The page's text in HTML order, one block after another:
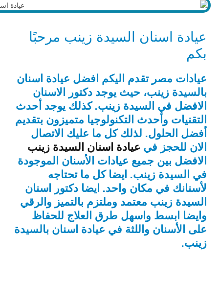
عيادة اسنان السيدة زينب مرحبًا
بكم
عيادات مصر تقدم اليكم افضل عيادة اسنان
بالسيدة زينب، حيث يوجد دكتور الاسنان
الافضل في السيدة زينب. كذلك يوجد أحدث
التقنيات وأحدث التكنولوجيا متميزون بتقديم
أفضل الحلول. لذلك كل ما عليك الاتصال
الان للحجز في عيادة اسنان السيدة زينب
الافضل بين جميع عيادات الأسنان الموجودة
في السيدة زينب. ايضا كل ما تحتاجه
لأسنانك في مكان واحد. ايضا دكتور اسنان
السيدة زينب معتمد وملتزم بالتميز والرقي
وايضا ابسط واسهل طرق العلاج للحفاظ
على الأسنان واللثة في عيادة اسنان بالسيدة
زينب.